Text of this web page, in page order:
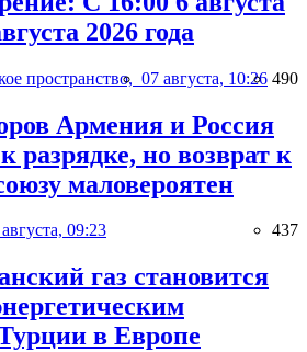
2026 года
пространство, 07 августа, 10:26 490
Армения и Россия
разрядке, но возврат к
маловероятен
09:23 437
газ становится
в Европе